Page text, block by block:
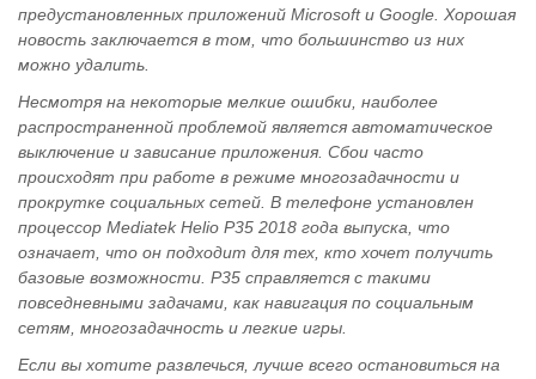
предустановленных приложений Microsoft и Google. Хорошая
новость заключается в том, что большинство из них
можно удалить.
Несмотря на некоторые мелкие ошибки, наиболее
распространенной проблемой является автоматическое
выключение и зависание приложения. Сбои часто
происходят при работе в режиме многозадачности и
прокрутке социальных сетей. В телефоне установлен
процессор Mediatek Helio P35 2018 года выпуска, что
означает, что он подходит для тех, кто хочет получить
базовые возможности. P35 справляется с такими
повседневными задачами, как навигация по социальным
сетям, многозадачность и легкие игры.
Если вы хотите развлечься, лучше всего остановиться на